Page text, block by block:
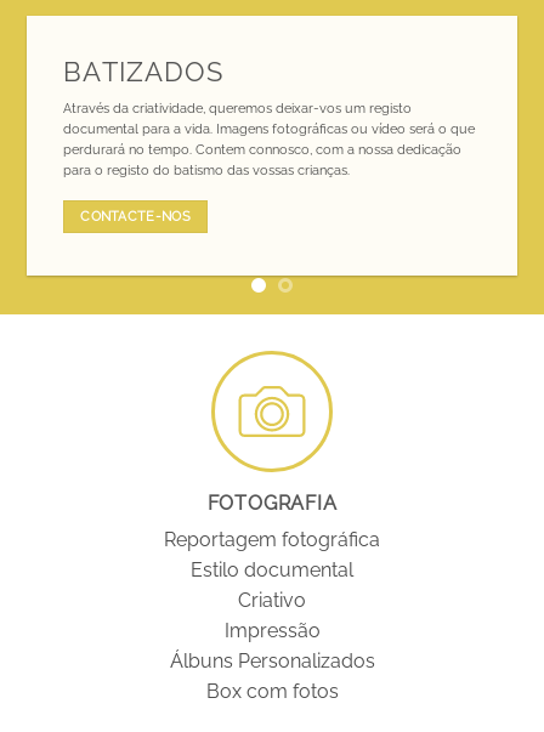
BATIZADOS
Através da criatividade, queremos deixar-vos um registo
documental para a vida. Imagens fotográficas ou vídeo será o que
perdurará no tempo. Contem connosco, com a nossa dedicação
para o registo do batismo das vossas crianças.
CONTACTE-NOS
BATIZADOS
Através da criatividade, queremos deixar-vos um registo
documental para a vida. Imagens fotográficas ou vídeo será o que
perdurará no tempo. Contem connosco, com a nossa dedicação
para o registo do batismo das vossas crianças.
CONTACTE-NOS
FOTOGRAFIA
Reportagem fotográfica
Estilo documental
Criativo
Impressão
Álbuns Personalizados
Box com fotos